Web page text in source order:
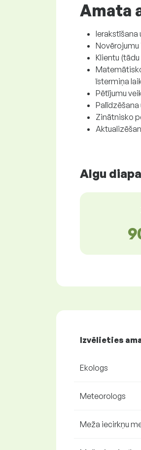
Amata
Novērojumu
Klientu
īstermiņa
Pētījumu
Zinātnisko
Algu
Izvēlieties
Ekologs
Meteorologs
Meža iecirkņu